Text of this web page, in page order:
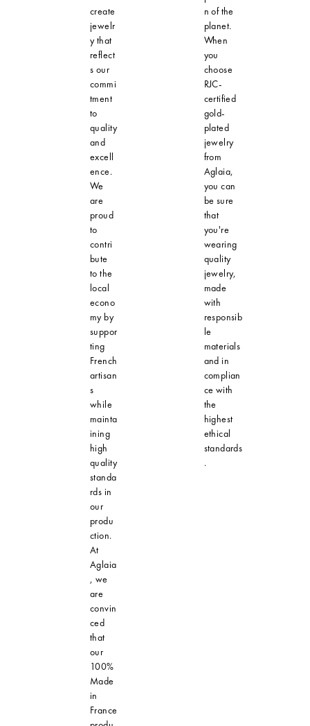
create
jewelr
y that
reflect
s our
commi
tment
to
quality
and
excell
ence.
We
are
proud
to
contri
bute
to the
local
econo
my by
suppor
ting
French
artisan
s
while
mainta
ining
high
quality
standa
rds in
our
produ
ction.
At
Aglaia
, we
are
convin
ced
that
our
100%
Made
in
France
n of the
planet.
When
you
choose
RJC-
certified
gold-
plated
jewelry
from
Aglaia,
you can
be sure
that
you're
wearing
quality
jewelry,
made
with
responsib
le
materials
and in
complian
ce with
the
highest
ethical
standards
.